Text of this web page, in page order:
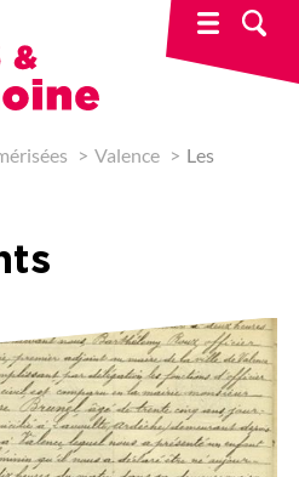
& Patrimoine
Valence
Les